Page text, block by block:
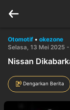
Otomotif • okezone
Selasa, 13 Mei 2025
Nissan
Dengarkan Berita